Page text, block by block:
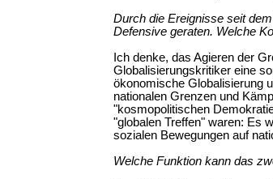
Durch die Ereignisse seit
Defensive geraten. Welche
Ich denke, das Agieren der
Globalisierungskritiker eine
ökonomische Globalisierung
nationalen Grenzen und
"kosmopolitischen
"globalen Treffen" waren: Es
sozialen Bewegungen auf
Welche Funktion kann das